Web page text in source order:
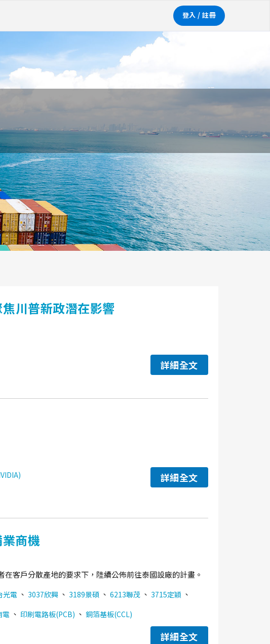
登入 / 註冊
川普新政潛在影響
詳細全文
詳細全文
商機
客戶分散產地的要求下，陸續公佈前往泰國設廠的計畫。
光電 、 3037欣興 、 3189景碩 、 6213聯茂 、 3715定穎 、
電 、 印刷電路板(PCB) 、 銅箔基板(CCL)
詳細全文